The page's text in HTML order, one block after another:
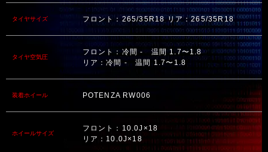
タイヤサイズ フロント：265/35R18 リア：265/35R18
タイヤ空気圧
フロント：冷間 - 温間 1.7〜1.8
リア：冷間 - 温間 1.7〜1.8
装着ホイール POTENZA RW006
ホイールサイズ
フロント：10.0J×18
リア：10.0J×18